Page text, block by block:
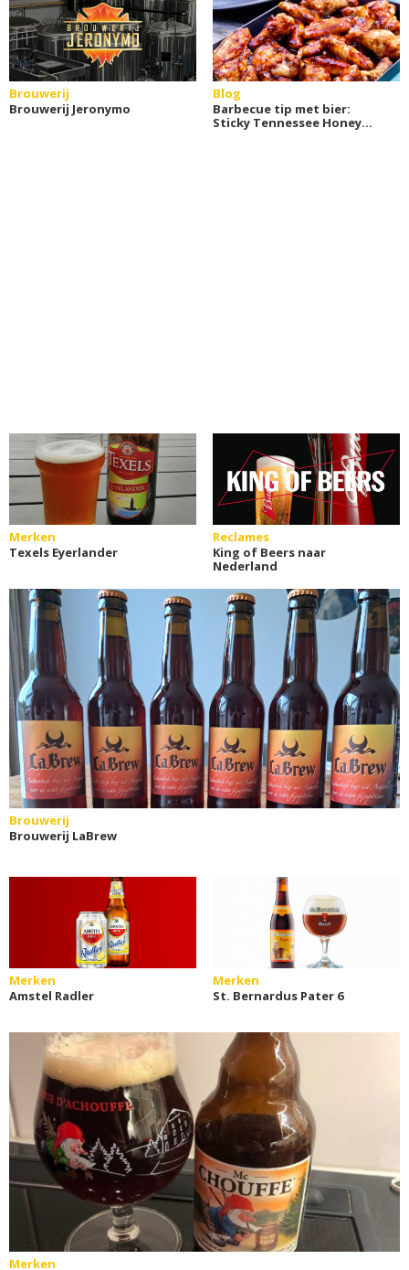
Brouwerij
Brouwerij Jeronymo
Blog
Barbecue tip met bier:
Sticky Tennessee Honey
Merken
Texels Eyerlander
Reclames
King of Beers naar
Nederland
Brouwerij
Brouwerij LaBrew
Merken
Amstel Radler
Merken
St. Bernardus Pater 6
Merken